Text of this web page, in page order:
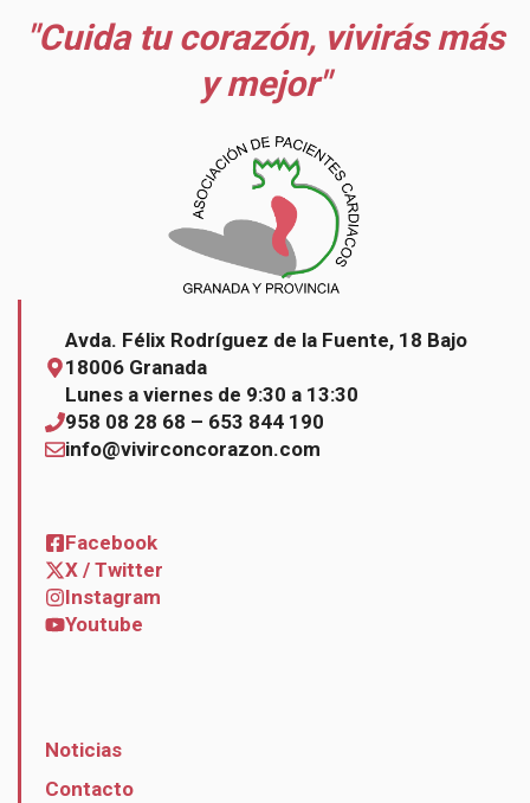
"Cuida tu corazón, vivirás más
y mejor"
Avda. Félix Rodríguez de la Fuente, 18 Bajo
18006 Granada
Lunes a viernes de 9:30 a 13:30
958 08 28 68 – 653 844 190
info@vivirconcorazon.com
Facebook
X / Twitter
Instagram
Youtube
Noticias
Contacto